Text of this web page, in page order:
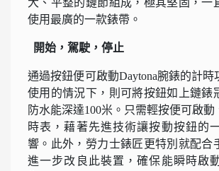
大、平整的鏈節組成，極其堅固，一
使用最廣的一款錶帶。
開始，駕駛，停止
通過按鈕便可啟動Daytona腕錶的計時
使用的情況下，則可將按鈕如上鏈錶
防水能深達100米。只需輕按便可啟
時表，藉著先進技術讓按動按鈕的
響。此外，勞力士錶匠更特別就配合
進一步改良此裝置，確保能瞬時啟